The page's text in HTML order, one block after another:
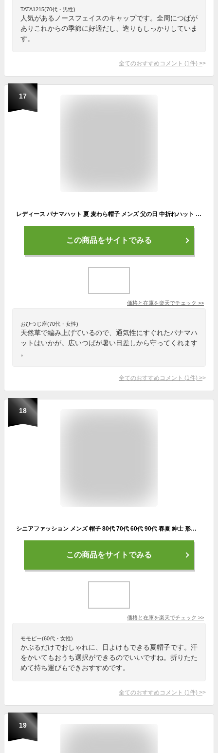
TATA1215(70代・男性)
人気があるノースフェイスのキャップです。全周につばが
ありこれからの季節に好適だし、造りもしっかりしていま
す。
全てのおすすめコメント (1 件) >
17
レディース パナマハット 夏 麦わら帽子 メンズ 父の日 中折れハット パナマ帽 ストローハット 春 紫外線対策 中折れ帽 UVカット 日よけ帽子 帽子 紳士帽 大きいサイズ ナチュラル つば広 春夏 パナマ帽子
この商品をサイトでみる
価格と在庫を楽天でチェック >>
おひつじ座(70代・女性)
天然草で編み上げているので、通気性にすぐれたパナマハ
ットはいかが。広いつばが暑い日差しから守ってくれます
。
全てのおすすめコメント (1 件) >
18
シニアファッション メンズ 帽子 80代 70代 60代 90代 春夏 紳士 形状記憶ウォッシャブルブレードハット おじいちゃん 服 紳士服 男性 祖父 お年寄り 老人 高齢者 ギフト
この商品をサイトでみる
価格と在庫を楽天でチェック >>
モモピー(60代・女性)
かぶるだけでおしゃれに、日よけもできる夏帽子です。汗
をかいてもおうち選択ができるのでいいですね。折りたた
めて持ち運びもできおすすめです。
全てのおすすめコメント (1 件) >
19